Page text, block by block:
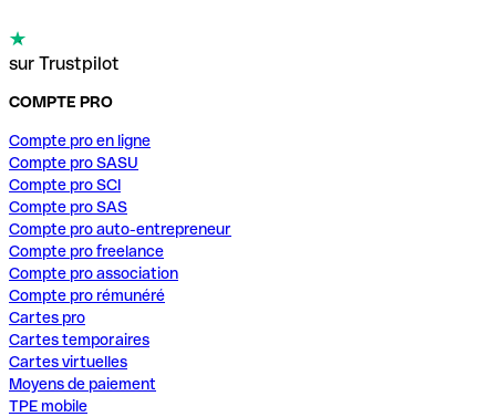
sur Trustpilot
COMPTE PRO
Compte pro en ligne
Compte pro SASU
Compte pro SCI
Compte pro SAS
Compte pro auto-entrepreneur
Compte pro freelance
Compte pro association
Compte pro rémunéré
Cartes pro
Cartes temporaires
Cartes virtuelles
Moyens de paiement
TPE mobile